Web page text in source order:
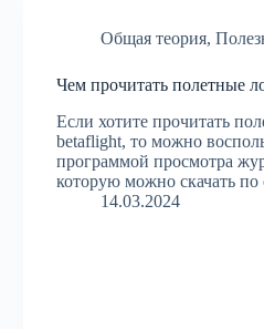
Общая теория,
Чем прочитать полетные
Если хотите прочитать
betaflight, то можно
программой просмотра
которую можно скачать по
14.03.2024